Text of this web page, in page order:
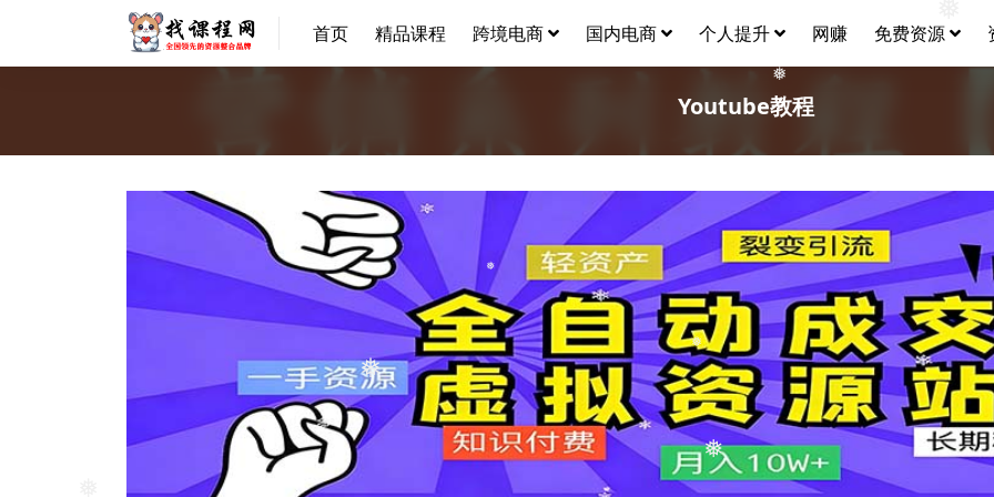
❅
❅
❅
❅
❅
首页 精品课程 跨境电商 国内电商 个人提升 网赚 免费资源
Youtube教程